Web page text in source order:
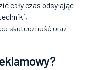
cały czas odsyłając
skuteczność oraz